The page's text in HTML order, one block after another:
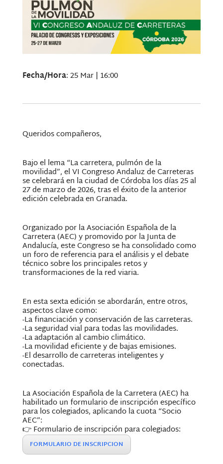
Fecha/Hora: 25 Mar | 16:00
Queridos compañeros,
Bajo el lema “La carretera, pulmón de la
movilidad”, el VI Congreso Andaluz de Carreteras
se celebrará en la ciudad de Córdoba los días 25 al
27 de marzo de 2026, tras el éxito de la anterior
edición celebrada en Granada.
Organizado por la Asociación Española de la
Carretera (AEC) y promovido por la Junta de
Andalucía, este Congreso se ha consolidado como
un foro de referencia para el análisis y el debate
técnico sobre los principales retos y
transformaciones de la red viaria.
En esta sexta edición se abordarán, entre otros,
aspectos clave como:
-La financiación y conservación de las carreteras.
-La seguridad vial para todas las movilidades.
-La adaptación al cambio climático.
-La movilidad eficiente y de bajas emisiones.
-El desarrollo de carreteras inteligentes y
conectadas.
La Asociación Española de la Carretera (AEC) ha
habilitado un formulario de inscripción específico
para los colegiados, aplicando la cuota “Socio
AEC”:
👉 Formulario de inscripción para colegiados:
FORMULARIO DE INSCRIPCION